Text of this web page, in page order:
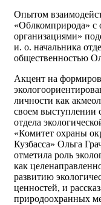
Опытом
«Облкомприрода»
организациями»
и. о. начальника
общественностью
Акцент на
личности как
своем выступлении
отдела
«Комитет охраны
Кузбасса» Ольга
отметила роль
как
развитию
ценностей, и
природоохранных